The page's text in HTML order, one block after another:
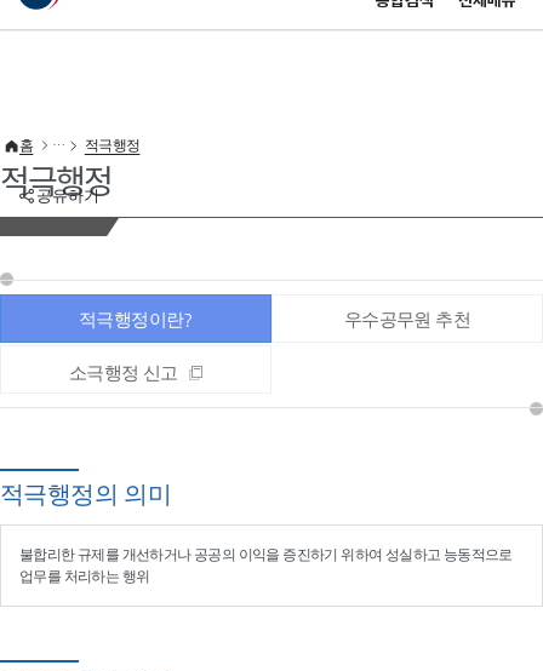
이 누리집은 대한민국 공식 전자정부 누리집입니다.
공유하기
홈 적극행정
적극행정
적극행정이란? 우수공무원 추천
소극행정 신고
적극행정의 의미
불합리한 규제를 개선하거나 공공의 이익을 증진하기 위하여 성실하고 능동적으로
업무를 처리하는 행위